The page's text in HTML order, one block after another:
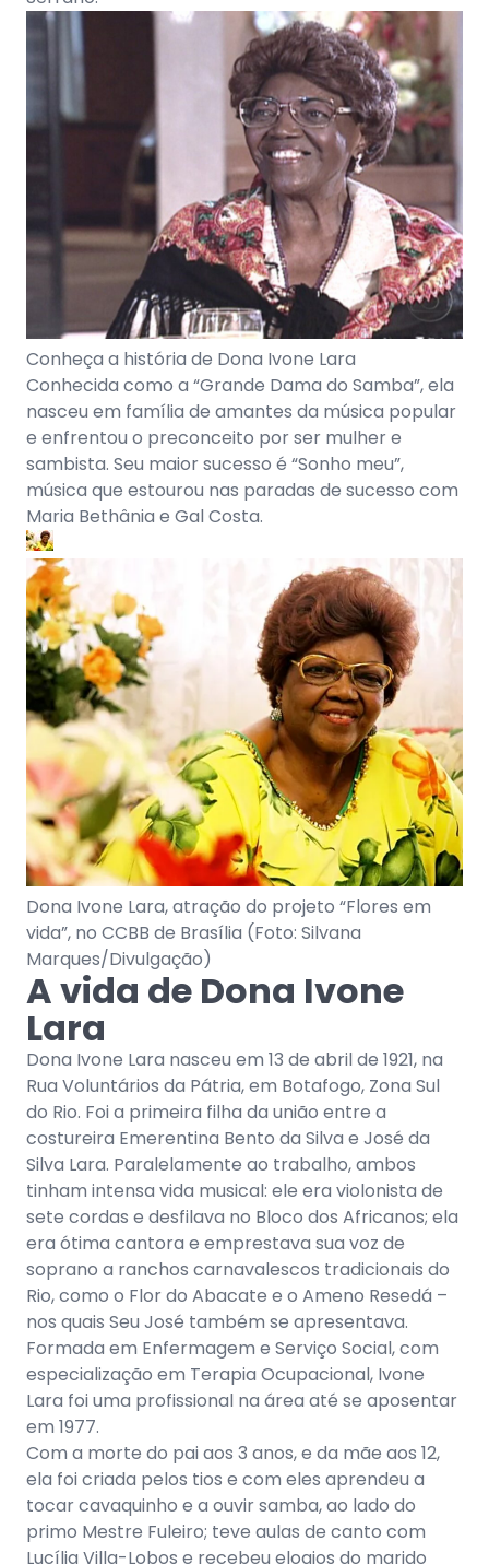
Conheça a história de Dona Ivone Lara
Conhecida como a “Grande Dama do Samba”, ela
nasceu em família de amantes da música popular
e enfrentou o preconceito por ser mulher e
sambista. Seu maior sucesso é “Sonho meu”,
música que estourou nas paradas de sucesso com
Maria Bethânia e Gal Costa.
Dona Ivone Lara, atração do projeto “Flores em
vida”, no CCBB de Brasília (Foto: Silvana
Marques/Divulgação)
A vida de Dona Ivone
Lara
Dona Ivone Lara nasceu em 13 de abril de 1921, na
Rua Voluntários da Pátria, em Botafogo, Zona Sul
do Rio. Foi a primeira filha da união entre a
costureira Emerentina Bento da Silva e José da
Silva Lara. Paralelamente ao trabalho, ambos
tinham intensa vida musical: ele era violonista de
sete cordas e desfilava no Bloco dos Africanos; ela
era ótima cantora e emprestava sua voz de
soprano a ranchos carnavalescos tradicionais do
Rio, como o Flor do Abacate e o Ameno Resedá –
nos quais Seu José também se apresentava.
Formada em Enfermagem e Serviço Social, com
especialização em Terapia Ocupacional, Ivone
Lara foi uma profissional na área até se aposentar
em 1977.
Com a morte do pai aos 3 anos, e da mãe aos 12,
ela foi criada pelos tios e com eles aprendeu a
tocar cavaquinho e a ouvir samba, ao lado do
primo Mestre Fuleiro; teve aulas de canto com
Lucília Villa-Lobos e recebeu elogios do marido